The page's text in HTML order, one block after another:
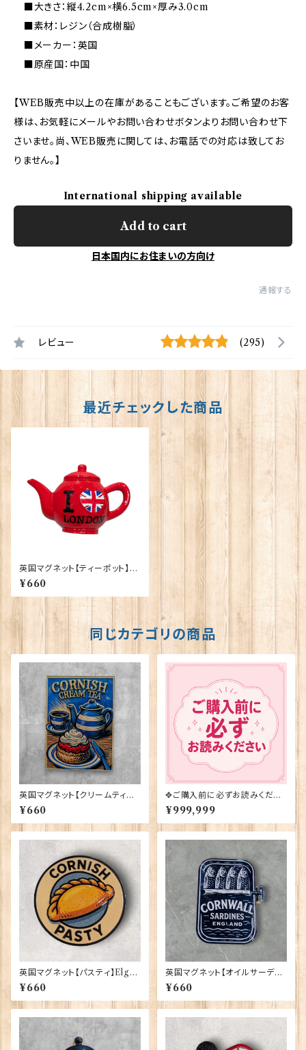
■大きさ：縦4.2cm×横6.5cm×厚み3.0cm
■素材：レジン（合成樹脂）
■メーカー：英国
■原産国：中国
【WEB販売中以上の在庫があることもございます。ご希望のお客
様は、お気軽にメールやお問い合わせボタンよりお問い合わせ下
さいませ。尚、WEB販売に関しては、お電話での対応は致してお
りません。】
International shipping available
Add to cart
日本国内にお住まいの方向け
通報する
レビュー (295)
最近チェックした商品
英国マグネット【ティーポット】El
gate Products 90030（7791
9）
¥660
同じカテゴリの商品
英国マグネット【クリームティー】
Elgate Products 90030
¥660
✥ご購入前に必ずお読みくださ
い✥
¥999,999
英国マグネット【パスティ】Elgat
e Products 90030
¥660
英国マグネット【オイルサーディ
ン】Elgate Products 90030
¥660